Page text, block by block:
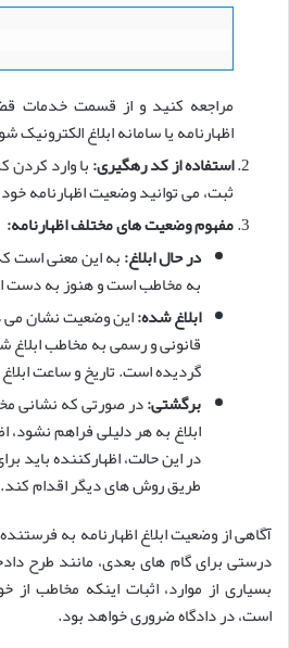
مراجعه کنید و از قسمت خدمات
اظهارنامه یا سامانه ابلاغ الکترونیک
استفاده از کد رهگیری:با وارد
ثبت، می توانید وضعیت اظهارنامه
مفهوم وضعیت های مختلف اظهارنامه:
در حال ابلاغ:به این معنی است که
به مخاطب است و هنوز به دست
ابلاغ شده:این وضعیت نشان می
قانونی و رسمی به مخاطب ابلاغ
گردیده است. تاریخ و ساعت
برگشتی:در صورتی که نشانی
ابلاغ به هر دلیلی فراهم
در این حالت، اظهارکننده باید
طریق روش های دیگر اقدام کند.
آگاهی از وضعیت ابلاغ اظهارنامه به
درستی برای گام های بعدی، مانند طرح
بسیاری از موارد، اثبات اینکه مخاطب از
است، در دادگاه ضروری خواهد بود.